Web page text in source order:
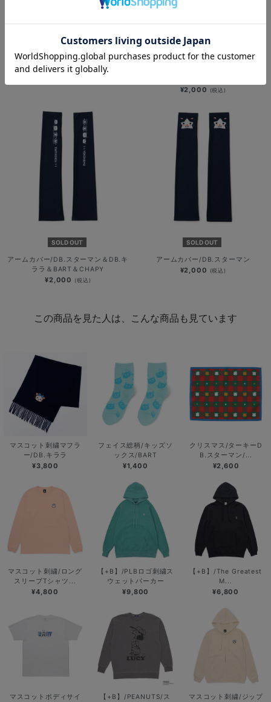
ドッグシャツ/野球未来創造
¥3,000 (税込)
¥2,000 (税込)
SOLD OUT
アームカバー/DB.スターマン＆DB.キ
ララ＆BART＆CHAPY
¥2,000 (税込)
SOLD OUT
アームカバー/DB.スターマン
¥2,000 (税込)
この商品を見た人は、こんな商品も見ています
マスコット刺繍マフラ
ー/DB.キララ
¥3,800
フェイス総柄/キッズソ
ックス/BART
¥1,400
クリスマス/ターキーD
B.スターマン/...
¥2,600
マスコット刺繍/ロング
スリーブTシャツ...
¥4,800
【+B】/PLBロゴ刺繍ス
ウェットパーカー
¥9,800
【+B】/The Greatest
M...
¥6,800
マスコットボディサイ
【+B】/PEANUTS/ス
マスコット刺繍/ジップ